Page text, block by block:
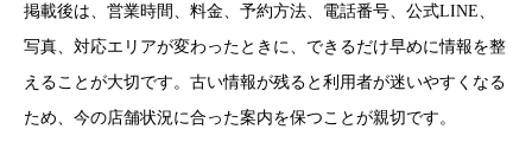
掲載後は、営業時間、料金、予約方法、電話番号、公式LINE、
写真、対応エリアが変わったときに、できるだけ早めに情報を整
えることが大切です。古い情報が残ると利用者が迷いやすくなる
ため、今の店舗状況に合った案内を保つことが親切です。